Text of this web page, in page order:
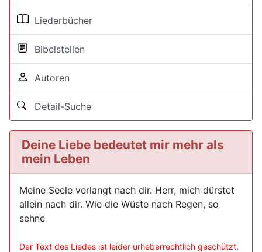
Liederbücher
Bibelstellen
Autoren
Detail-Suche
Deine Liebe bedeutet mir mehr als
mein Leben
Meine Seele verlangt nach dir. Herr, mich dürstet
allein nach dir. Wie die Wüste nach Regen, so
sehne
Der Text des Liedes ist leider urheberrechtlich geschützt.